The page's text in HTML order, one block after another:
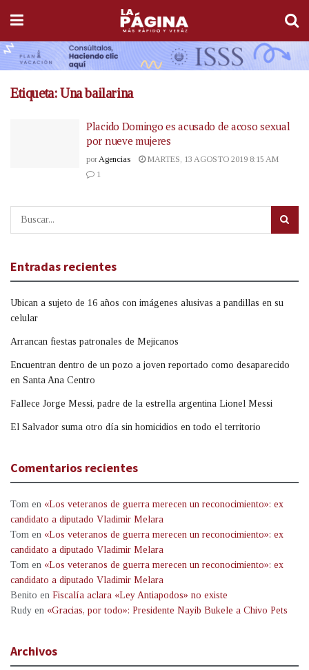
Etiqueta:Una bailarina
Placido Domingo es acusado de acoso sexual
por nueve mujeres
por Agencias
MARTES, 13 AGOSTO 2019 8:15 AM
1
Entradas recientes
Ubican a sujeto de 16 años con imágenes alusivas a pandillas en su
celular
Arrancan fiestas patronales de Mejicanos
Encuentran dentro de un pozo a joven reportado como desaparecido
en Santa Ana Centro
Fallece Jorge Messi, padre de la estrella argentina Lionel Messi
El Salvador suma otro día sin homicidios en todo el territorio
Comentarios recientes
Tom en «Los veteranos de guerra merecen un reconocimiento»: ex
candidato a diputado Vladimir Melara
Tom en «Los veteranos de guerra merecen un reconocimiento»: ex
candidato a diputado Vladimir Melara
Tom en «Los veteranos de guerra merecen un reconocimiento»: ex
candidato a diputado Vladimir Melara
Benito en Fiscalía aclara «Ley Antiapodos» no existe
Rudy en «Gracias, por todo»: Presidente Nayib Bukele a Chivo Pets
Archivos